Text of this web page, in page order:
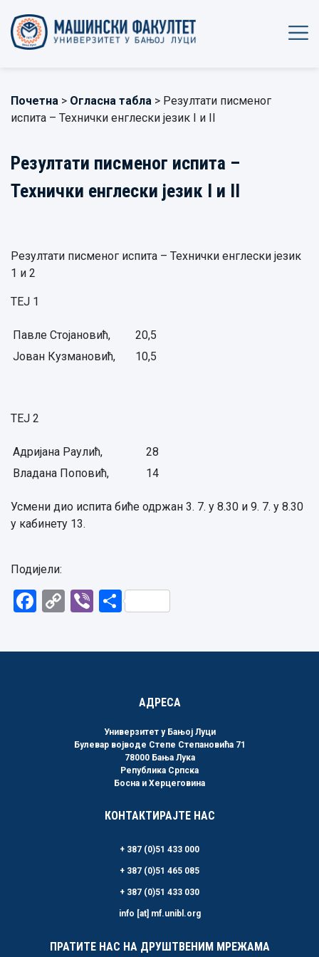
Почетна > Огласна табла > Резултати писменог
испита – Технички енглески језик I и II
Резултати писменог испита –
Технички енглески језик I и II
Резултати писменог испита – Технички енглески језик
1 и 2
ТЕЈ 1
Павле Стојановић,
20,5
Јован Кузмановић,
10,5
ТЕЈ 2
Адријана Раулић,
28
Владана Поповић,
14
Усмени дио испита биће одржан 3. 7. у 8.30 и 9. 7. у 8.30
у кабинету 13.
Подијели:
Facebook
CopyViberShare
АДРЕСА
Универзитет у Бањој Луци
Булевар војводе Степе Степановића 71
78000 Бања Лука
Република Српска
Босна и Херцеговина
КОНТАКТИРАЈТЕ НАС
+ 387 (0)51 433 000
+ 387 (0)51 465 085
+ 387 (0)51 433 030
info [at] mf.unibl.org
ПРАТИТЕ НАС НА ДРУШТВЕНИМ МРЕЖАМА